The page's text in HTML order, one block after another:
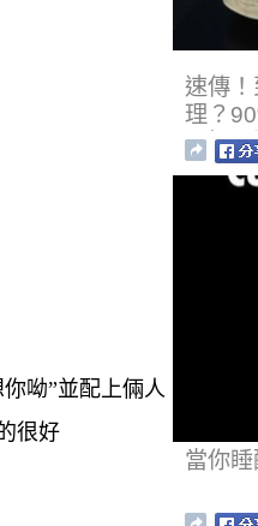
呦”並配上倆人
很好
速傳
理？
一招」
道...
當你